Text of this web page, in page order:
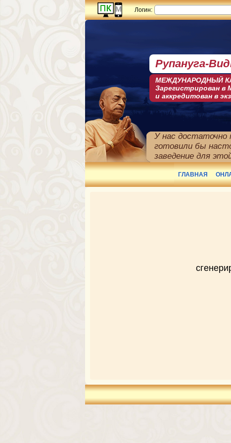
Логин:
Рупануга-
МЕЖДУНАРОДНЫЙ
Зарегистрирован в
и аккредитован в
У нас достаточно
готовили бы
заведение для